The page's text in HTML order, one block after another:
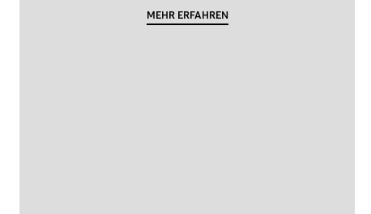
MEHR ERFAHREN